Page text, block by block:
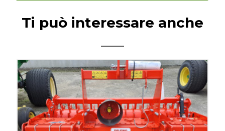
Ti può interessare anche